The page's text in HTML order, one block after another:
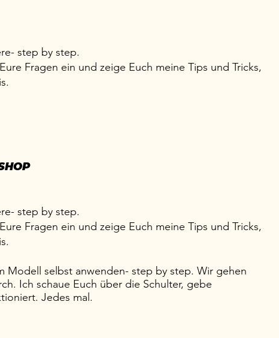
step by step.
Fragen ein und zeige Euch meine Tips und Tricks,
step by step.
Fragen ein und zeige Euch meine Tips und Tricks,
Modell selbst anwenden- step by step. Wir gehen
Ich schaue Euch über die Schulter, gebe
Jedes mal.